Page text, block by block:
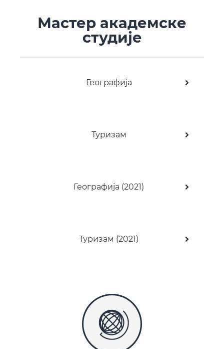
Мастер академске
студије
Географија
Туризам
Географија (2021)
Туризам (2021)